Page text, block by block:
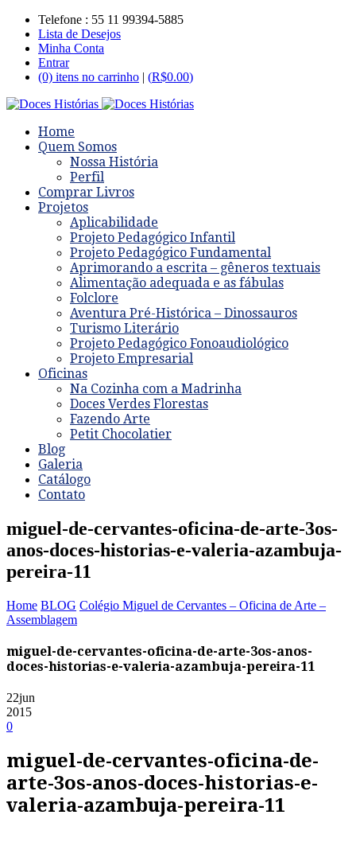
Telefone : 55 11 99394-5885
Lista de Desejos
Minha Conta
Entrar
(0) itens no carrinho | (R$0.00)
Home
Quem Somos
Nossa História
Perfil
Comprar Livros
Projetos
Aplicabilidade
Projeto Pedagógico Infantil
Projeto Pedagógico Fundamental
Aprimorando a escrita – gêneros textuais
Alimentação adequada e as fábulas
Folclore
Aventura Pré-Histórica – Dinossauros
Turismo Literário
Projeto Pedagógico Fonoaudiológico
Projeto Empresarial
Oficinas
Na Cozinha com a Madrinha
Doces Verdes Florestas
Fazendo Arte
Petit Chocolatier
Blog
Galeria
Catálogo
Contato
miguel-de-cervantes-oficina-de-arte-3os-
anos-doces-historias-e-valeria-azambuja-
pereira-11
Home BLOG Colégio Miguel de Cervantes – Oficina de Arte –
Assemblagem
miguel-de-cervantes-oficina-de-arte-3os-anos-
doces-historias-e-valeria-azambuja-pereira-11
22jun
2015
0
miguel-de-cervantes-oficina-de-
arte-3os-anos-doces-historias-e-
valeria-azambuja-pereira-11